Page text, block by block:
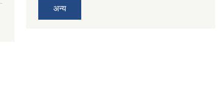
अन्य